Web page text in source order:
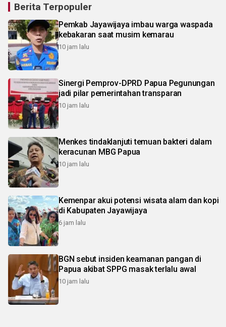
Berita Terpopuler
Pemkab Jayawijaya imbau warga waspada
kebakaran saat musim kemarau
10 jam lalu
Sinergi Pemprov-DPRD Papua Pegunungan
jadi pilar pemerintahan transparan
10 jam lalu
Menkes tindaklanjuti temuan bakteri dalam
keracunan MBG Papua
10 jam lalu
Kemenpar akui potensi wisata alam dan kopi
di Kabupaten Jayawijaya
6 jam lalu
BGN sebut insiden keamanan pangan di
Papua akibat SPPG masak terlalu awal
10 jam lalu